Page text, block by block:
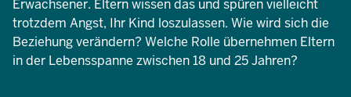
Erwachsener. Eltern wissen das und spüren vielleicht
trotzdem Angst, Ihr Kind loszulassen. Wie wird sich die
Beziehung verändern? Welche Rolle übernehmen Eltern
in der Lebensspanne zwischen 18 und 25 Jahren?